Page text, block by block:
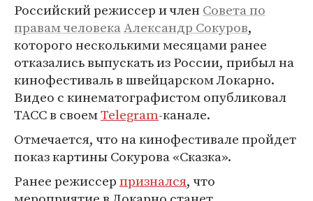
Российский режиссер и членСовета по
правам человекаАлександр Сокуров,
которого несколькими месяцами ранее
отказались выпускать из России, прибыл на
кинофестиваль в швейцарском Локарно.
Видео с кинематографистом опубликовал
ТАСС в своемTelegram-канале.
Отмечается, что на кинофестивале пройдет
показ картины Сокурова «Сказка».
Ранее режиссерпризнался, что